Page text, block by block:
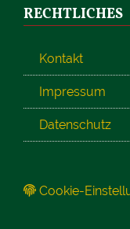
RECHTLICHES
Kontakt
Impressum
Datenschutz
Cookie-